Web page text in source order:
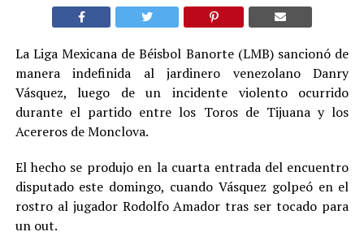
La Liga Mexicana de Béisbol Banorte (LMB) sancionó de
manera indefinida al jardinero venezolano Danry
Vásquez, luego de un incidente violento ocurrido
durante el partido entre los Toros de Tijuana y los
Acereros de Monclova.
El hecho se produjo en la cuarta entrada del encuentro
disputado este domingo, cuando Vásquez golpeó en el
rostro al jugador Rodolfo Amador tras ser tocado para
un out.